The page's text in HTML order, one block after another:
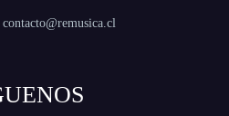
contacto@remusica.cl